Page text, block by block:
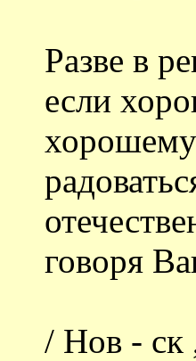
Разве в
если
хорошему
говоря
/ Нов - ск